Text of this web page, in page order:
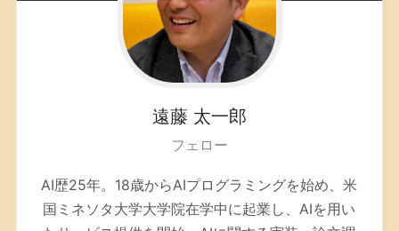
遠藤 太一郎
フェロー
AI歴25年。 18歳からAIプログラミングを始め、米
国ミネソタ大学大学院在学中に起業し、AIを用い